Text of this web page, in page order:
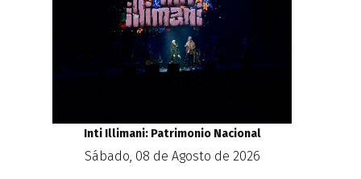
Inti Illimani: Patrimonio Nacional
Sábado, 08 de Agosto de 2026